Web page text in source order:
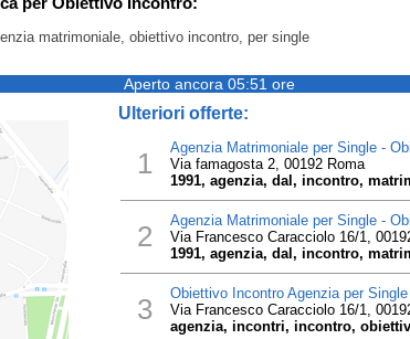
matrimoniale, obiettivo incontro, per single
Aperto ancora 05:51 ore
Ulteriori offerte:
1 Agenzia Matrimoniale per Single -
Via famagosta 2, 00192 Roma
1991, agenzia, dal, incontro,
2 Agenzia Matrimoniale per Single -
Via Francesco Caracciolo 16/1,
1991, agenzia, dal, incontro,
3 Obiettivo Incontro Agenzia per Single
Via Francesco Caracciolo 16/1,
agenzia, incontri, incontro,